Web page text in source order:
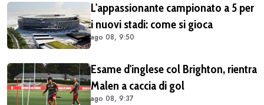
L'appassionante campionato a 5 per
i nuovi stadi: come si gioca
ago 08, 9:50
Esame d'inglese col Brighton, rientra
Malen a caccia di gol
ago 08, 9:37